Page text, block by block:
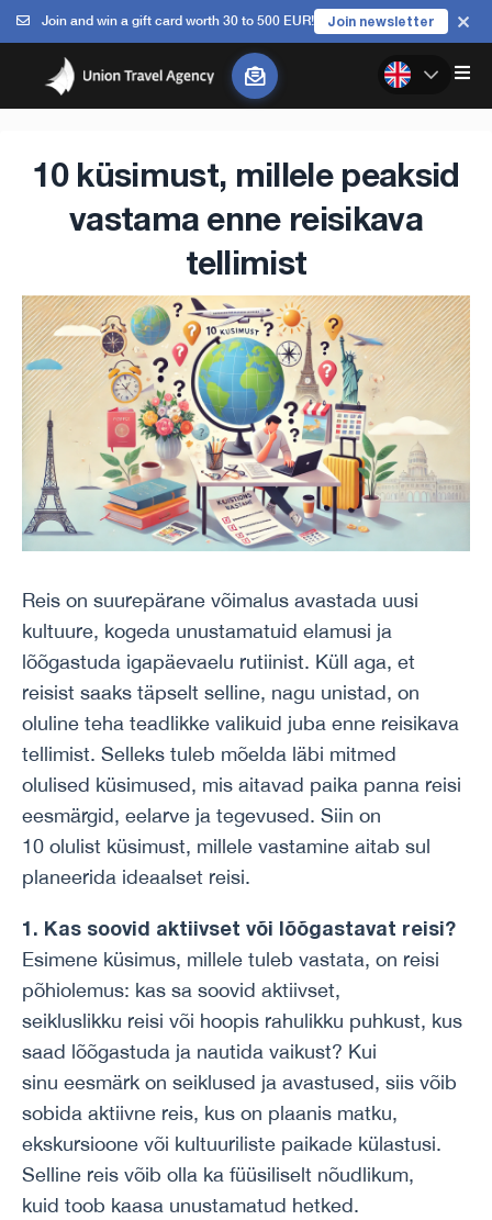
Join and win a gift card worth 30 to 500 EUR! Join newsletter
10 küsimust, millele peaksid
vastama enne reisikava
tellimist
Reis on suurepärane võimalus avastada uusi
kultuure, kogeda unustamatuid elamusi ja
lõõgastuda igapäevaelu rutiinist. Küll aga, et
reisist saaks täpselt selline, nagu unistad, on
oluline teha teadlikke valikuid juba enne reisikava
tellimist. Selleks tuleb mõelda läbi mitmed
olulised küsimused, mis aitavad paika panna reisi
eesmärgid, eelarve ja tegevused. Siin on
10 olulist küsimust, millele vastamine aitab sul
planeerida ideaalset reisi.
1. Kas soovid aktiivset või lõõgastavat reisi?
Esimene küsimus, millele tuleb vastata, on reisi
põhiolemus: kas sa soovid aktiivset,
seikluslikku reisi või hoopis rahulikku puhkust, kus
saad lõõgastuda ja nautida vaikust? Kui
sinu eesmärk on seiklused ja avastused, siis võib
sobida aktiivne reis, kus on plaanis matku,
ekskursioone või kultuuriliste paikade külastusi.
Selline reis võib olla ka füüsiliselt nõudlikum,
kuid toob kaasa unustamatud hetked.